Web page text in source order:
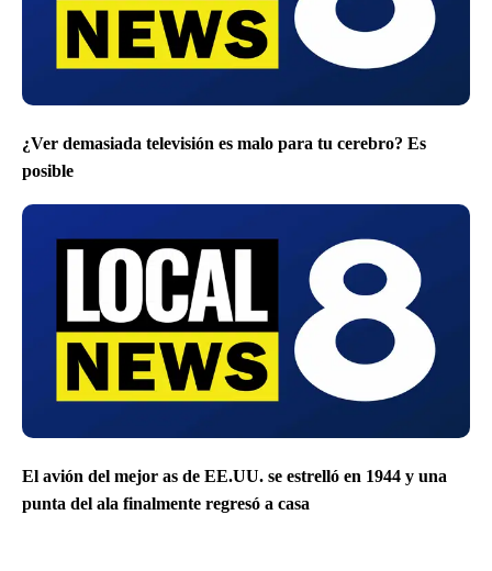
¿Ver demasiada televisión es malo para tu cerebro? Es
posible
El avión del mejor as de EE.UU. se estrelló en 1944 y una
punta del ala finalmente regresó a casa